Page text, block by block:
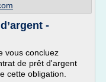
-
vous concluez
de prêt d'argent
cette obligation.